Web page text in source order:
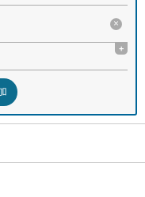
×
+